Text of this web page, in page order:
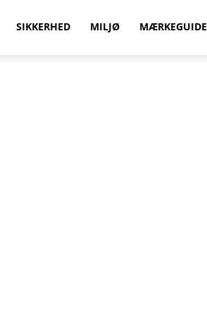
SIKKERHED MILJØ MÆRKEGUIDE